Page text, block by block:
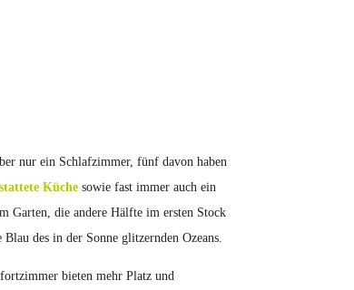
nur ein Schlafzimmer, fünf davon haben
Küche sowie fast immer auch ein
Garten, die andere Hälfte im ersten Stock
des in der Sonne glitzernden Ozeans.
bieten mehr Platz und